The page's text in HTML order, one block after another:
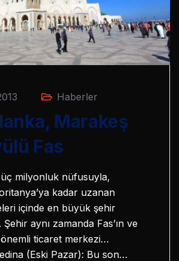
Haberler
Marakeş
Fas
milyonluk nüfusuyla,
kadar uzanan
içinde en büyük şehir
aynı zamanda Fas’ın ve
ticaret merkezi…
(Eski Pazar): Bu son…